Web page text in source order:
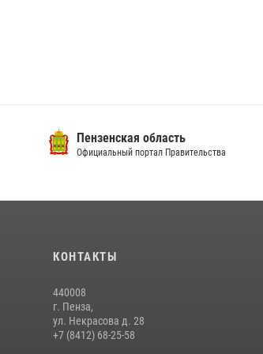
Пензенская область
Официальный портал Правительства
КОНТАКТЫ
440008
г. Пенза,
ул. Некрасова д. 28
+7 (8412) 68-25-58